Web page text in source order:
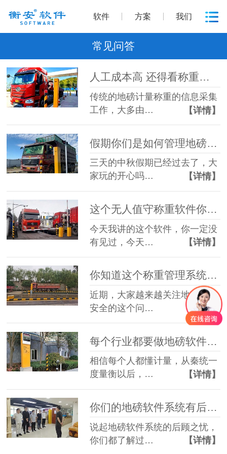
软件 方案 我们
常见问答
人工成本高 还得看称重软件这波操作
传统的地磅计量称重的信息采集
工作，大多由…
【详情】
三天的中秋假期已经过去了，大
家玩的开心吗…
【详情】
这个无人值守称重软件你肯定没见过
今天我讲的这个软件，你一定没
有见过，今天…
【详情】
你知道这个称重管理系统是专门应对地磅舞弊的吗？
近期，大家越来越关注地磅称重
安全的这个问…
【详情】
相信每个人都懂计量，从秦统一
度量衡以后，…
【详情】
你们的地磅软件系统有后顾之忧吗？
说起地磅软件系统的后顾之忧，
你们都了解过…
【详情】